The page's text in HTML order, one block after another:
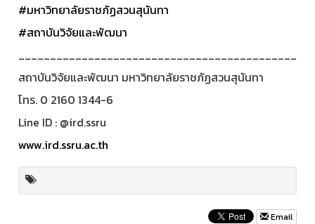
#มหาวิทยาลัยราชภัฏสวนสุนันทา
#สถาบันวิจัยและพัฒนา
____________________________________________
สถาบันวิจัยและพัฒนา มหาวิทยาลัยราชภัฏสวนสุนันทา
โทร. 0 2160 1344-6
Line ID : @ird.ssru
www.ird.ssru.ac.th
Email